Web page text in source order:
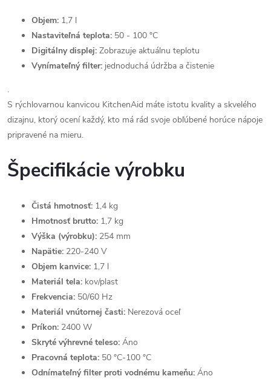
Objem: 1,7 l
Nastaviteľná teplota: 50 - 100 °C
Digitálny displej: Zobrazuje aktuálnu teplotu
Vynímateľný filter: jednoduchá údržba a čistenie
.
S rýchlovarnou kanvicou KitchenAid máte istotu kvality a skvelého
dizajnu, ktorý ocení každý, kto má rád svoje obľúbené horúce nápoje
pripravené na mieru.
Špecifikácie výrobku
Čistá hmotnosť: 1,4 kg
Hmotnosť brutto: 1,7 kg
Výška (výrobku): 254 mm
Napätie: 220-240 V
Objem kanvice: 1,7 l
Materiál tela: kov/plast
Frekvencia: 50/60 Hz
Materiál vnútornej časti: Nerezová oceľ
Príkon: 2400 W
Skryté výhrevné teleso: Áno
Pracovná teplota: 50 °C-100 °C
Odnímateľný filter proti vodnému kameňu: Áno